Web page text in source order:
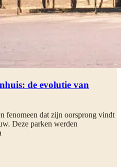
de evolutie van
fenomeen dat zijn oorsprong vindt
Deze parken werden